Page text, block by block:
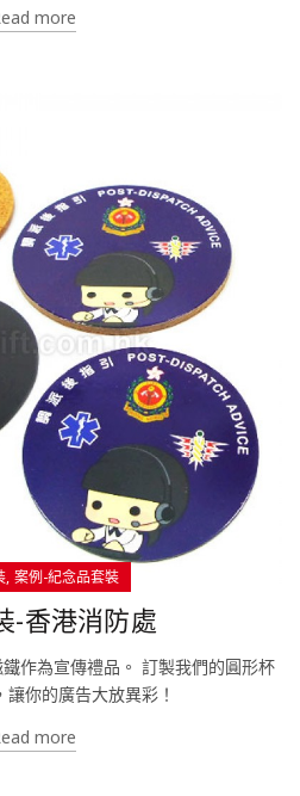
more
案例-紀念品套裝
-香港消防處
作為宣傳禮品。 訂製我們的圓形杯
你的廣告大放異彩！
more